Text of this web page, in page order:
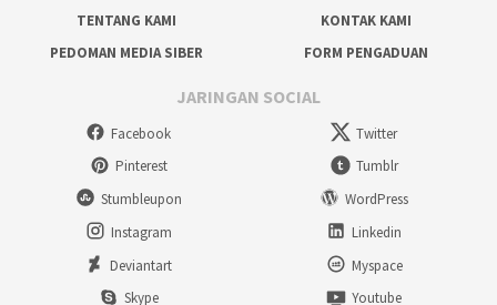
TENTANG KAMI
KONTAK KAMI
PEDOMAN MEDIA SIBER
FORM PENGADUAN
JARINGAN SOCIAL
Facebook
Twitter
Pinterest
Tumblr
Stumbleupon
WordPress
Instagram
Linkedin
Deviantart
Myspace
Skype
Youtube